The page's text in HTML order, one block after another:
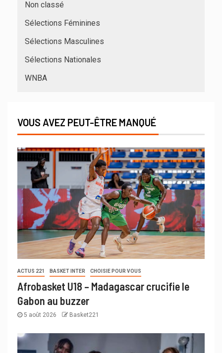
Non classé
Sélections Féminines
Sélections Masculines
Sélections Nationales
WNBA
VOUS AVEZ PEUT-ÊTRE MANQUÉ
ACTUS 221 BASKET INTER CHOISIE POUR VOUS
Afrobasket U18 – Madagascar crucifie le
Gabon au buzzer
5 août 2026 Basket221